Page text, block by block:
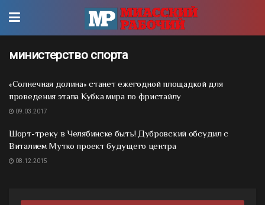
министерство спорта
«Солнечная долина» станет ежегодной площадкой для
проведения этапа Кубка мира по фристайлу
09.03.2017
Шорт-треку в Челябинске быть! Дубровский обсудил с
Виталием Мутко проект будущего центра
08.12.2015